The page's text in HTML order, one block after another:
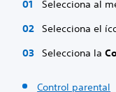
Selecciona al
Selecciona el
Selecciona la
Control parental